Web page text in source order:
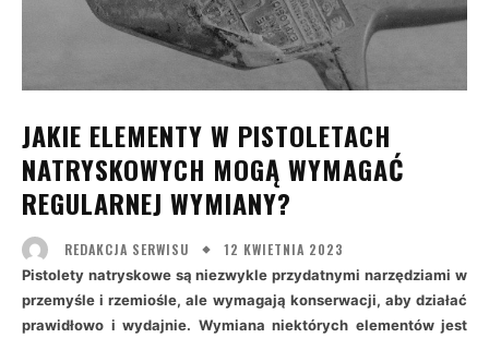
JAKIE ELEMENTY W PISTOLETACH
NATRYSKOWYCH MOGĄ WYMAGAĆ
REGULARNEJ WYMIANY?
REDAKCJA SERWISU 12 KWIETNIA 2023
Pistolety natryskowe są niezwykle przydatnymi narzędziami w
przemyśle i rzemiośle, ale wymagają konserwacji, aby działać
prawidłowo i wydajnie. Wymiana niektórych elementów jest